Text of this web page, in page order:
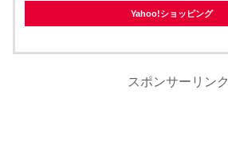
Yahoo!ショッピング
スポンサーリンク